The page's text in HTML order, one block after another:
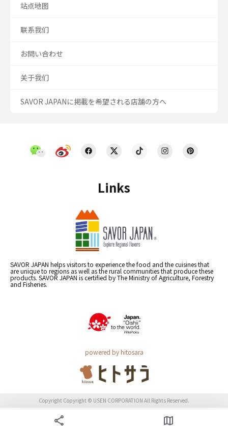
Links
SAVOR JAPAN helps visitors to experience the food and the cuisines that
are unique to regions as well as the rural communities that produce these
products. SAVOR JAPAN is certified by The Ministry of Agriculture, Forestry
and Fisheries.
powered by hitosara
站点地图
联系我们
お問い合わせ
关于我们
SAVOR JAPANに掲載を希望される店舗の方へ
Copyright Copyright © USEN CORPORATION All Rights Reserved.